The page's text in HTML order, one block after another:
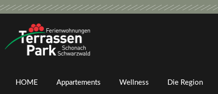
Zum
Inhalt
HOME Appartements Wellness Die Region